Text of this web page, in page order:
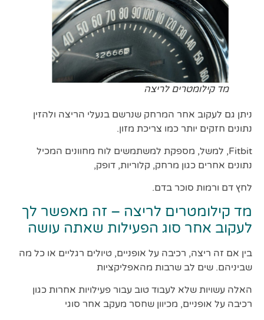
מד קילומטרים לריצה
ניתן גם לעקוב אחר המרחק שנרשם בנעלי הריצה ולהזין
נתונים חזקים יותר כמו צריכת מזון.
Fitbit, למשל, מספקת למשתמשים לוח מחוונים המכיל
נתונים אחרים כגון מרחק, קלוריות, דופק,
לחץ דם ורמות סוכר בדם.
מד קילומטרים לריצה – זה מאפשר לך
לעקוב אחר סוג הפעילות שאתה עושה
בין אם זה ריצה, רכיבה על אופניים, טיולים רגליים או כל מה
שביניהם. שים לב שרבות מהאפליקציות
האלה עשויות שלא לעבוד טוב עבור פעילויות אחרות כגון
רכיבה על אופניים, מכיוון שחסר מעקב אחר סוגי